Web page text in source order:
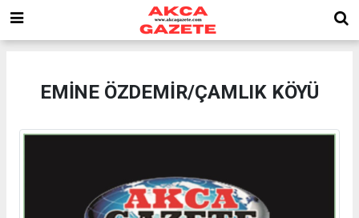
EMİNE ÖZDEMİR/ÇAMLIK KÖYÜ